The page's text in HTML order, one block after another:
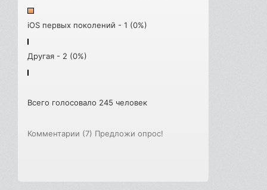
iOS первых поколений - 1 (0%)
Другая - 2 (0%)
Всего голосовало 245 человек
Комментарии (7) Предложи опрос!